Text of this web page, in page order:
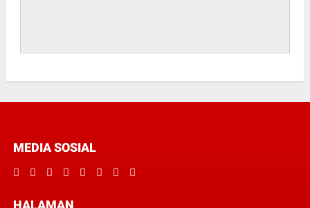
MEDIA SOSIAL